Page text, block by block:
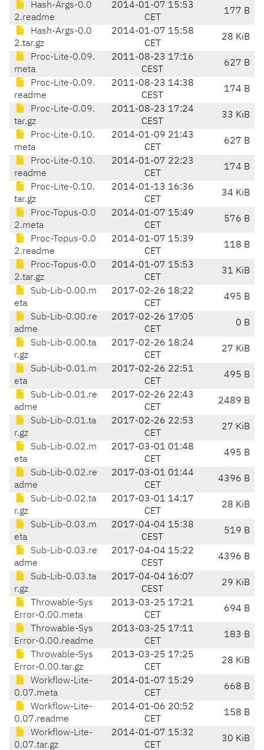
Hash-Args-0.0
2.readme
2014-01-07 15:53
CET
177 B
Hash-Args-0.0
2.tar.gz
2014-01-07 15:58
CET
28 KiB
Proc-Lite-0.09.
meta
2011-08-23 17:16
CEST
627 B
Proc-Lite-0.09.
readme
2011-08-23 14:38
CEST
174 B
Proc-Lite-0.09.
tar.gz
2011-08-23 17:24
CEST
33 KiB
Proc-Lite-0.10.
meta
2014-01-09 21:43
CET
627 B
Proc-Lite-0.10.
readme
2014-01-07 22:23
CET
174 B
Proc-Lite-0.10.
tar.gz
2014-01-13 16:36
CET
34 KiB
Proc-Topus-0.0
2.meta
2014-01-07 15:49
CET
576 B
Proc-Topus-0.0
2.readme
2014-01-07 15:39
CET
118 B
Proc-Topus-0.0
2.tar.gz
2014-01-07 15:53
CET
31 KiB
Sub-Lib-0.00.m
eta
2017-02-26 18:22
CET
495 B
Sub-Lib-0.00.re
adme
2017-02-26 17:05
CET
0 B
Sub-Lib-0.00.ta
r.gz
2017-02-26 18:24
CET
27 KiB
Sub-Lib-0.01.m
eta
2017-02-26 22:51
CET
495 B
Sub-Lib-0.01.re
adme
2017-02-26 22:43
CET
2489 B
Sub-Lib-0.01.ta
r.gz
2017-02-26 22:53
CET
27 KiB
Sub-Lib-0.02.m
eta
2017-03-01 01:48
CET
495 B
Sub-Lib-0.02.re
adme
2017-03-01 01:44
CET
4396 B
Sub-Lib-0.02.ta
r.gz
2017-03-01 14:17
CET
28 KiB
Sub-Lib-0.03.m
eta
2017-04-04 15:38
CEST
519 B
Sub-Lib-0.03.re
adme
2017-04-04 15:22
CEST
4396 B
Sub-Lib-0.03.ta
r.gz
2017-04-04 16:07
CEST
29 KiB
Throwable-Sys
Error-0.00.meta
2013-03-25 17:21
CET
694 B
Throwable-Sys
Error-0.00.readme
2013-03-25 17:11
CET
183 B
Throwable-Sys
Error-0.00.tar.gz
2013-03-25 17:25
CET
28 KiB
Workflow-Lite-
0.07.meta
2014-01-07 15:29
CET
668 B
Workflow-Lite-
0.07.readme
2014-01-06 20:52
CET
158 B
Workflow-Lite-
0.07.tar.gz
2014-01-07 15:32
CET
30 KiB